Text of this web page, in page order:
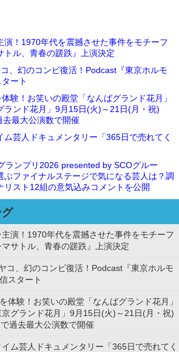
演！1970年代を震撼させた事件をモチーフ
トル、青春の蹉跌』上演決定
、幻のコンビ復活！Podcast『東京ホルモ
ート
体験！お笑いの殿堂「なんばグランド花月」
ランド花月」9月15日(火)～21日(月・祝)
去最大公演数で開催
ム芸人ドキュメンタリー「365日で売れてく
ランプリ2026 presented by SCOグルー
ぶファイナルステージで気になる芸人は？調
リスト12組の意気込みコメントを公開
演！1970年代を震撼させた事件をモチーフ
サトル、青春の蹉跌』上演決定
コ、幻のコンビ復活！Podcast『東京ホルモ
スタート
体験！お笑いの殿堂「なんばグランド花月」
グランド花月」9月15日(火)～21日(月・祝)
過去最大公演数で開催
ム芸人ドキュメンタリー「365日で売れてく